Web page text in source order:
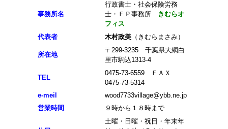
事務所名
行政書士・社会保険労務
士・ＦＰ事務所
きむらオ
フィス
代表者
木村政美 （きむらまさみ）
所在地
〒299-3235 千葉県大網白
里市駒込1313-4
TEL
0475-73-6559 ＦＡＸ
0475-73-5314
e-meil
wood7733village@ybb.ne.jp
営業時間
９時から１８時まで
土曜・日曜・祝日・年末年